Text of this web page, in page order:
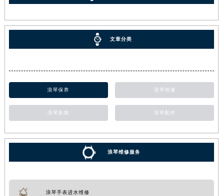
文章分类
浪琴保养 浪琴维修
浪琴新闻 浪琴配件
浪琴维修服务
浪琴手表进水维修